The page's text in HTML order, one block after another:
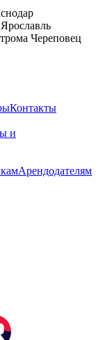
Ярославль
Череповец
Контакты
и
Арендодателям